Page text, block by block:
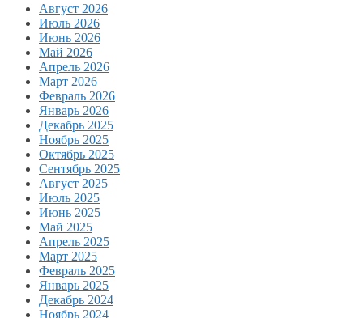
Август 2026
Июль 2026
Июнь 2026
Май 2026
Апрель 2026
Март 2026
Февраль 2026
Январь 2026
Декабрь 2025
Ноябрь 2025
Октябрь 2025
Сентябрь 2025
Август 2025
Июль 2025
Июнь 2025
Май 2025
Апрель 2025
Март 2025
Февраль 2025
Январь 2025
Декабрь 2024
Ноябрь 2024